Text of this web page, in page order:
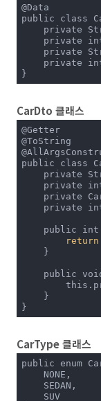
@Data
public class
}
CarDto 클래스
@Getter
@ToString
public class
private
return
}
CarType 클래스
public enum